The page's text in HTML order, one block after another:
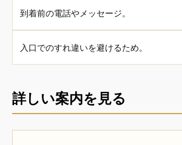
到着前の電話やメッセージ。
入口でのすれ違いを避けるため。
詳しい案内を見る